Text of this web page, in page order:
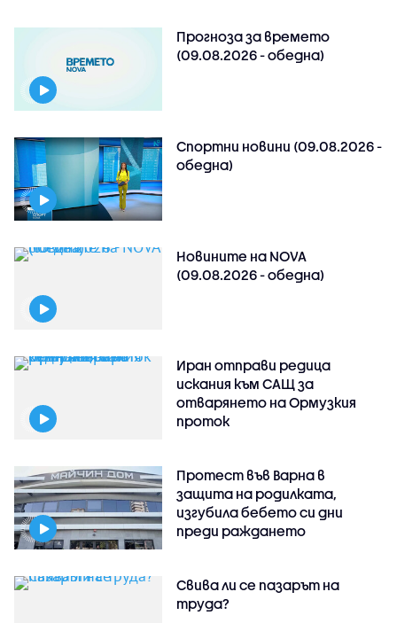
Прогноза за времето
(09.08.2026 - обедна)
Спортни новини (09.08.2026 -
обедна)
Новините на NOVA
(09.08.2026 - обедна)
Иран отправи редица
искания към САЩ за
отварянето на Ормузкия
проток
Протест във Варна в
защита на родилката,
изгубила бебето си дни
преди раждането
Свива ли се пазарът на
труда?